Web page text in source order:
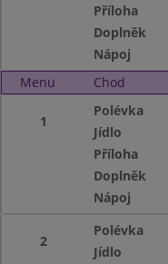
Příloha
Doplněk
Nápoj
Menu
Chod
1
Polévka
Jídlo
Příloha
Doplněk
Nápoj
2
Polévka
Jídlo